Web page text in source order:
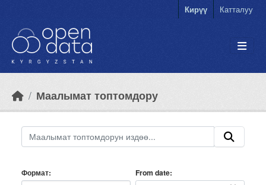
Кирүү Катталуу
Маалымат топтомдору
Формат From date